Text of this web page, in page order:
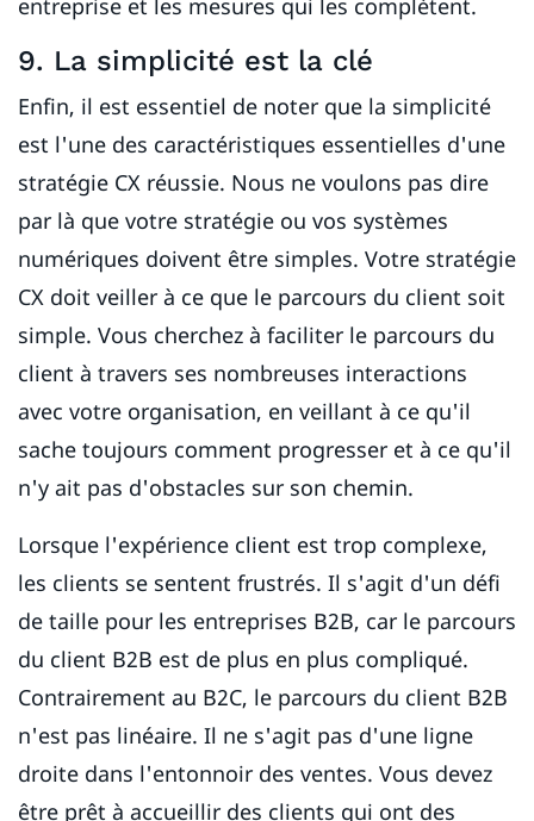
entreprise et les mesures qui les complètent.
9. La simplicité est la clé
Enfin, il est essentiel de noter que la simplicité
est l'une des caractéristiques essentielles d'une
stratégie CX réussie. Nous ne voulons pas dire
par là que votre stratégie ou vos systèmes
numériques doivent être simples. Votre stratégie
CX doit veiller à ce que le parcours du client soit
simple. Vous cherchez à faciliter le parcours du
client à travers ses nombreuses interactions
avec votre organisation, en veillant à ce qu'il
sache toujours comment progresser et à ce qu'il
n'y ait pas d'obstacles sur son chemin.
Lorsque l'expérience client est trop complexe,
les clients se sentent frustrés. Il s'agit d'un défi
de taille pour les entreprises B2B, car le parcours
du client B2B est de plus en plus compliqué.
Contrairement au B2C, le parcours du client B2B
n'est pas linéaire. Il ne s'agit pas d'une ligne
droite dans l'entonnoir des ventes. Vous devez
être prêt à accueillir des clients qui ont des